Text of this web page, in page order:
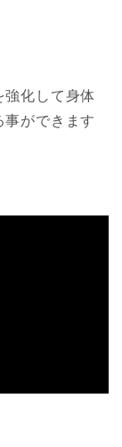
強化して身体
ができます